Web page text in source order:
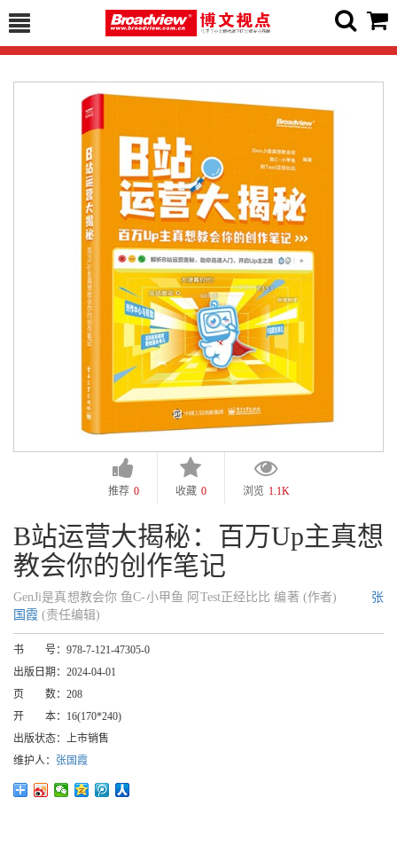
推荐 0 收藏 0 浏览 1.1K
B站运营大揭秘：百万Up主真想
教会你的创作笔记
GenJi是真想教会你 鱼C-小甲鱼 阿Test正经比比 编著 (作者)
张
国霞 (责任编辑)
书 号： 978-7-121-47305-0
出版日期： 2024-04-01
页 数： 208
开 本： 16(170*240)
出版状态： 上市销售
维护人： 张国霞